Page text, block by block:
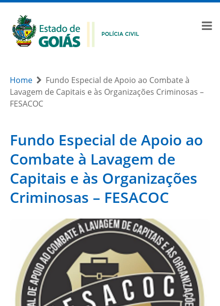
Home
Fundo Especial de Apoio ao Combate à
Lavagem de Capitais e às Organizações Criminosas –
FESACOC
Fundo Especial de Apoio ao
Combate à Lavagem de
Capitais e às Organizações
Criminosas – FESACOC